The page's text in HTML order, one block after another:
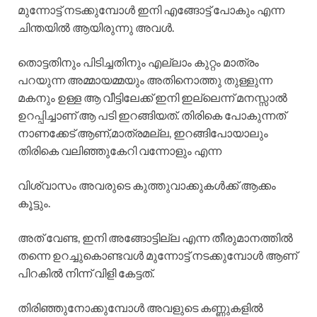
മുന്നോട്ട് നടക്കുമ്പോൾ ഇനി എങ്ങോട്ട് പോകും എന്ന
ചിന്തയിൽ ആയിരുന്നു അവൾ.
തൊട്ടതിനും പിടിച്ചതിനും എല്ലാം കുറ്റം മാത്രം
പറയുന്ന അമ്മായമ്മയും അതിനൊത്തു തുള്ളുന്ന
മകനും ഉള്ള ആ വീട്ടിലേക്ക് ഇനി ഇല്ലെന്ന് മനസ്സാൽ
ഉറപ്പിച്ചാണ് ആ പടി ഇറങ്ങിയത്. തിരികെ പോകുന്നത്
നാണക്കേട് ആണ്,മാത്രമല്ല, ഇറങ്ങിപോയാലും
തിരികെ വലിഞ്ഞുകേറി വന്നോളും എന്ന
വിശ്വാസം അവരുടെ കുത്തുവാക്കുകൾക്ക് ആക്കം
കൂട്ടും.
അത് വേണ്ട, ഇനി അങ്ങോട്ടില്ല എന്ന തീരുമാനത്തിൽ
തന്നെ ഉറച്ചുകൊണ്ടവൾ മുന്നോട്ട് നടക്കുമ്പോൾ ആണ്
പിറകിൽ നിന്ന് വിളി കേട്ടത്.
തിരിഞ്ഞുനോക്കുമ്പോൾ അവളുടെ കണ്ണുകളിൽ